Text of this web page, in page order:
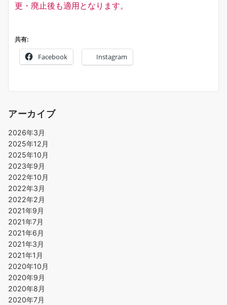
更・廃止後も適用となります。
共有:
Facebook Instagram
アーカイブ
2026年3月
2025年12月
2025年10月
2023年9月
2022年10月
2022年3月
2022年2月
2021年9月
2021年7月
2021年6月
2021年3月
2021年1月
2020年10月
2020年9月
2020年8月
2020年7月